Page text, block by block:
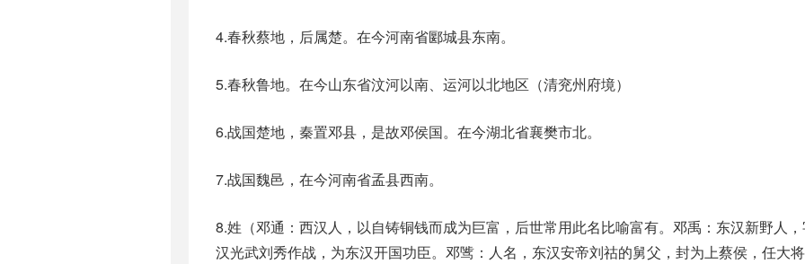
4.春秋蔡地，后属楚。在今河南省郾城县东南。
5.春秋鲁地。在今山东省汶河以南、运河以北地区（清兖州府境）
6.战国楚地，秦置邓县，是故邓侯国。在今湖北省襄樊市北。
7.战国魏邑，在今河南省孟县西南。
8.姓（邓通：西汉人，以自铸铜钱而成为巨富，后世常用此名比喻富有。邓禹：东汉新野人
汉光武刘秀作战，为东汉开国功臣。邓骘：人名，东汉安帝刘祜的舅父，封为上蔡侯，任大